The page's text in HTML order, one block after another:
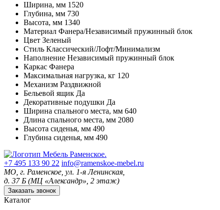
Ширина, мм 1520
Глубина, мм 730
Высота, мм 1340
Материал Фанера/Независимый пружинный блок
Цвет Зеленый
Стиль Классический/Лофт/Минимализм
Наполнение Независимый пружинный блок
Каркас Фанера
Максимальная нагрузка, кг 120
Механизм Раздвижной
Бельевой ящик Да
Декоративные подушки Да
Ширина спального места, мм 640
Длина спального места, мм 2080
Высота сиденья, мм 490
Глубина сиденья, мм 490
+7 495 133 90 22 info@ramenskoe-mebel.ru
МО, г. Раменское, ул. 1-я Ленинская,
д. 37 Б (МЦ «Александр», 2 этаж)
Заказать звонок
Каталог